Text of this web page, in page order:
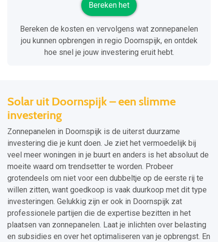
Bereken het
Bereken de kosten en vervolgens wat zonnepanelen
jou kunnen opbrengen in regio Doornspijk, en ontdek
hoe snel je jouw investering eruit hebt.
Solar uit Doornspijk – een slimme
investering
Zonnepanelen in Doornspijk is de uiterst duurzame
investering die je kunt doen. Je ziet het vermoedelijk bij
veel meer woningen in je buurt en anders is het absoluut de
moeite waard om trendsetter te worden. Probeer
grotendeels om niet voor een dubbeltje op de eerste rij te
willen zitten, want goedkoop is vaak duurkoop met dit type
investeringen. Gelukkig zijn er ook in Doornspijk zat
professionele partijen die de expertise bezitten in het
plaatsen van zonnepanelen. Laat je inlichten over belasting
en subsidies en over het optimaliseren van je opbrengst. En